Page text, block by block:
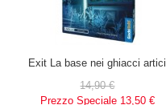
Exit La base nei ghiacci artici
14,90 €
Prezzo Speciale 13,50 €